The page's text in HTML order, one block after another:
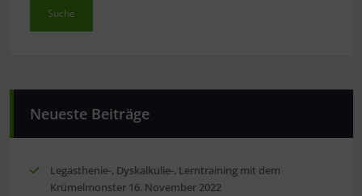
Neueste Beiträge
Legasthenie-, Dyskalkulie-, Lerntraining mit dem
Krümelmonster 16. November 2022